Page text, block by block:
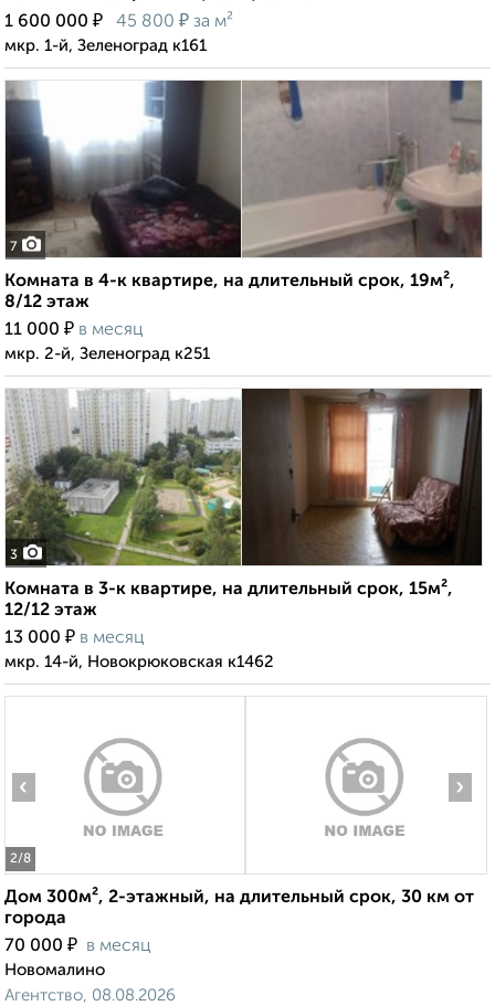
1 600 000 ₽ 45 800 ₽ за м²
мкр. 1-й, Зеленоград к161
7
Комната в 4-к квартире, на длительный срок, 19м²,
8/12 этаж
11 000 ₽ в месяц
мкр. 2-й, Зеленоград к251
3
Комната в 3-к квартире, на длительный срок, 15м²,
12/12 этаж
13 000 ₽ в месяц
мкр. 14-й, Новокрюковская к1462
2/8
‹ ›
Дом 300м², 2-этажный, на длительный срок, 30 км от
города
70 000 ₽ в месяц
Новомалино
Агентство, 08.08.2026